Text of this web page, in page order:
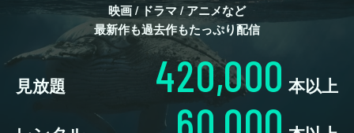
映画 / ドラマ / アニメなど
最新作も過去作もたっぷり配信
見放題 420,000 本以上